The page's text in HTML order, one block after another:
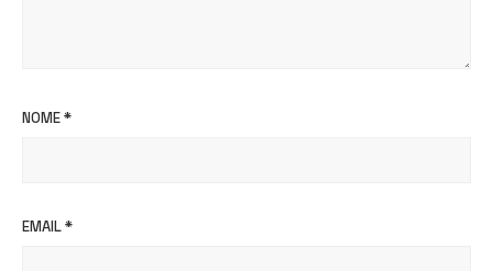
NOME*
EMAIL*